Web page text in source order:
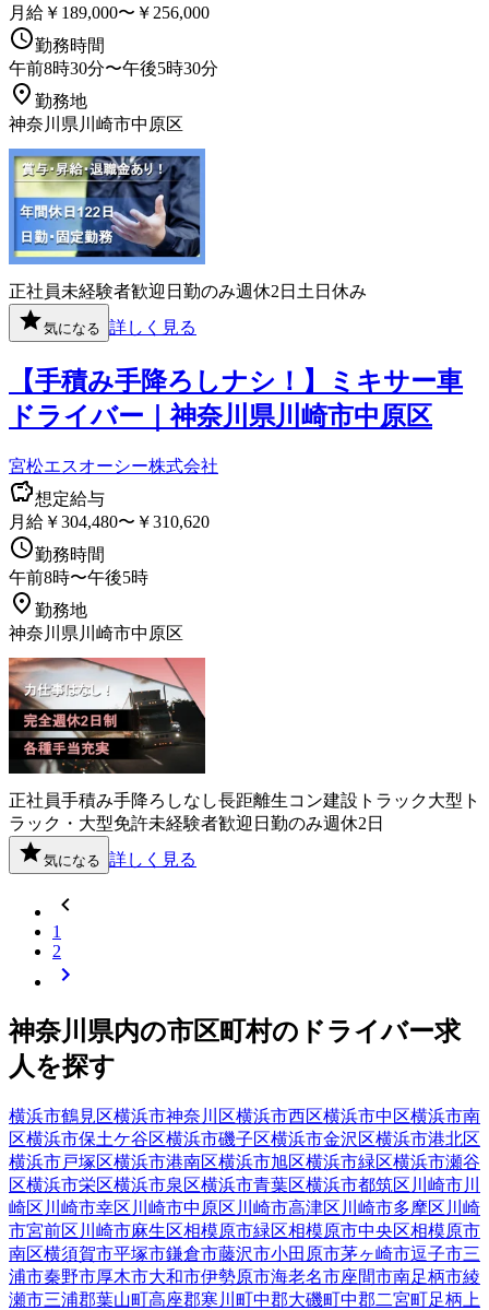
月給￥189,000〜￥256,000
勤務時間
午前8時30分〜午後5時30分
勤務地
神奈川県川崎市中原区
正社員未経験者歓迎 日勤のみ週休2日 土日休み
気になる 詳しく見る
【手積み手降ろしナシ！】ミキサー車
ドライバー｜神奈川県川崎市中原区
宮松エスオーシー株式会社
想定給与
月給￥304,480〜￥310,620
勤務時間
午前8時〜午後5時
勤務地
神奈川県川崎市中原区
正社員手積み手降ろしなし長距離生コン建設 トラック大型ト
ラック・大型免許未経験者歓迎 日勤のみ週休2日
気になる 詳しく見る
1
2
神奈川県内の市区町村の ドライバー求
人を探す
横浜市鶴見区横浜市神奈川区横浜市西区横浜市中区横浜市南
区横浜市保土ケ谷区横浜市磯子区横浜市金沢区横浜市港北区
横浜市戸塚区横浜市港南区横浜市旭区横浜市緑区横浜市瀬谷
区横浜市栄区横浜市泉区横浜市青葉区横浜市都筑区 川崎市川
崎区 川崎市幸区 川崎市中原区 川崎市高津区 川崎市多摩区 川崎
市宮前区 川崎市麻生区相模原市緑区相模原市中央区相模原市
南区横須賀市平塚市鎌倉市藤沢市小田原市茅ヶ崎市逗子市三
浦市秦野市厚木市大和市伊勢原市海老名市座間市南足柄市綾
瀬市三浦郡葉山町高座郡寒川町中郡大磯町中郡二宮町足柄上